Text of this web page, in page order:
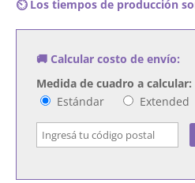
Veinticinco
Años
⏲️ Los tiempos de producción
🚚 Calcular costo de envío:
Medida de cuadro a calcular:
Estándar
Extended